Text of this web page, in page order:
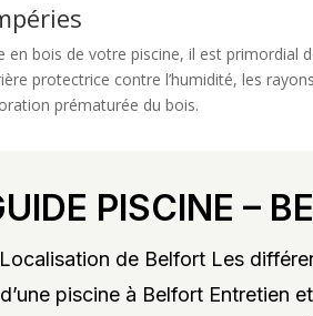
bois de votre piscine, il est primordial
protectrice contre l’humidité, les
prématurée du bois.
PISCINE –
de Belfort Les
piscine à Belfort Entretien